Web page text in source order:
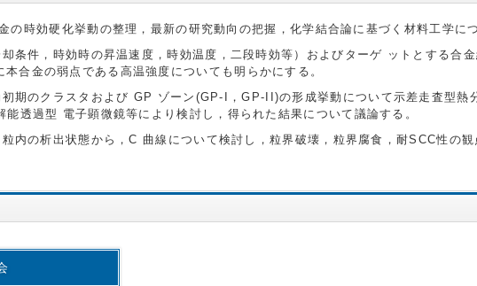
時効硬化挙動の整理，最新の研究動向の把握，化学結合論に基づく材料工学に
条件，時効時の昇温速度，時効温度，二段時効等）およびターゲ ットとする合
合金の弱点である高温強度についても明らかにする。
期のクラスタおよび GP ゾーン(GP-I，GP-II)の形成挙動について示差走査型熱
透過型 電子顕微鏡等により検討し，得られた結果について議論する。
内の析出状態から，C 曲線について検討し，粒界破壊，粒界腐食，耐SCC性の